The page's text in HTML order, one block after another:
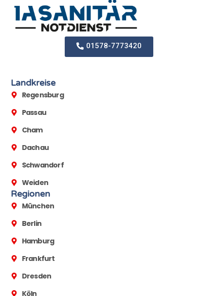
01578-7773420
Landkreise
Regensburg
Passau
Cham
Dachau
Schwandorf
Weiden
Regionen
München
Berlin
Hamburg
Frankfurt
Dresden
Köln